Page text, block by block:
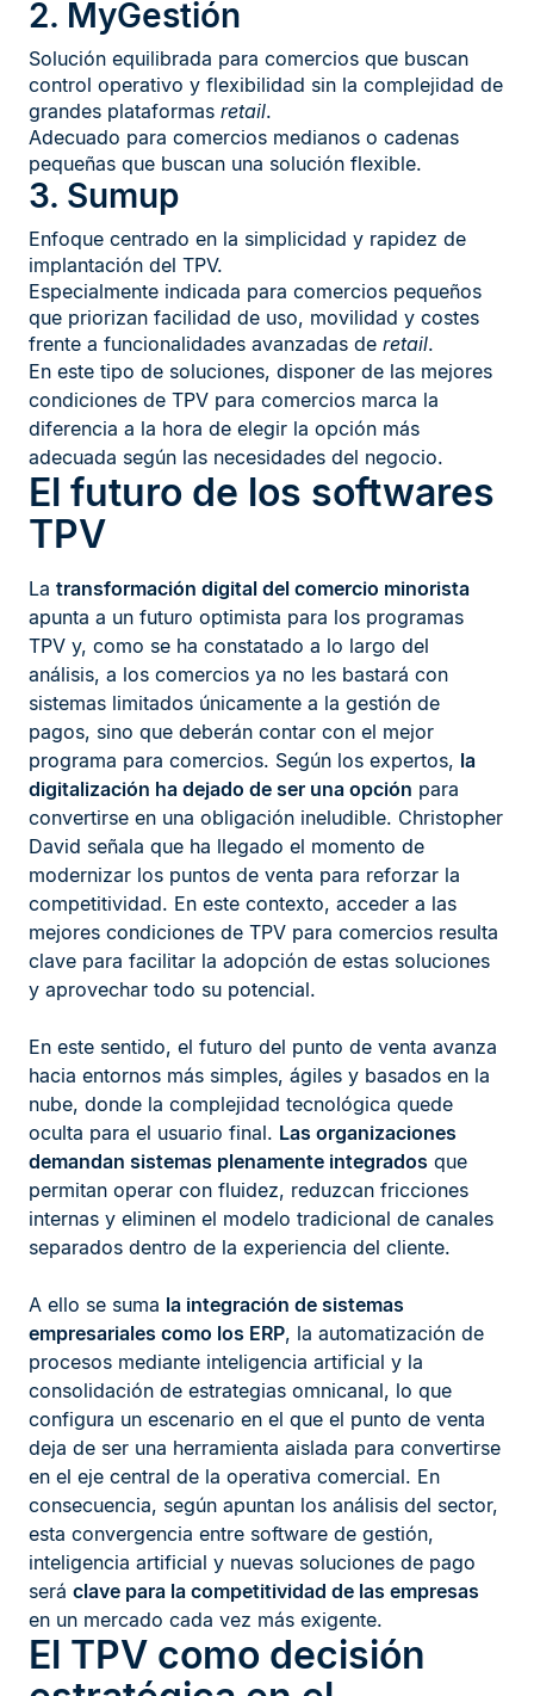
2. MyGestión
Solución equilibrada para comercios que buscan
control operativo y flexibilidad sin la complejidad de
grandes plataformas retail.
Adecuado para comercios medianos o cadenas
pequeñas que buscan una solución flexible.
3. Sumup
Enfoque centrado en la simplicidad y rapidez de
implantación del TPV.
Especialmente indicada para comercios pequeños
que priorizan facilidad de uso, movilidad y costes
frente a funcionalidades avanzadas de retail.
En este tipo de soluciones, disponer de las mejores
condiciones de TPV para comercios marca la
diferencia a la hora de elegir la opción más
adecuada según las necesidades del negocio.
El futuro de los softwares
TPV
La transformación digital del comercio minorista
apunta a un futuro optimista para los programas
TPV y, como se ha constatado a lo largo del
análisis, a los comercios ya no les bastará con
sistemas limitados únicamente a la gestión de
pagos, sino que deberán contar con el mejor
programa para comercios. Según los expertos, la
digitalización ha dejado de ser una opción para
convertirse en una obligación ineludible. Christopher
David señala que ha llegado el momento de
modernizar los puntos de venta para reforzar la
competitividad. En este contexto, acceder a las
mejores condiciones de TPV para comercios resulta
clave para facilitar la adopción de estas soluciones
y aprovechar todo su potencial.
En este sentido, el futuro del punto de venta avanza
hacia entornos más simples, ágiles y basados en la
nube, donde la complejidad tecnológica quede
oculta para el usuario final. Las organizaciones
demandan sistemas plenamente integrados que
permitan operar con fluidez, reduzcan fricciones
internas y eliminen el modelo tradicional de canales
separados dentro de la experiencia del cliente.
A ello se suma la integración de sistemas
empresariales como los ERP, la automatización de
procesos mediante inteligencia artificial y la
consolidación de estrategias omnicanal, lo que
configura un escenario en el que el punto de venta
deja de ser una herramienta aislada para convertirse
en el eje central de la operativa comercial. En
consecuencia, según apuntan los análisis del sector,
esta convergencia entre software de gestión,
inteligencia artificial y nuevas soluciones de pago
será clave para la competitividad de las empresas
en un mercado cada vez más exigente.
El TPV como decisión